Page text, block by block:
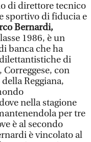
di direttore tecnico
sportivo di fiducia e
Bernardi,
1986, è un
banca che ha
di
Correggese, con
Reggiana,
nella stagione
per tre
è al secondo
è vincolato al